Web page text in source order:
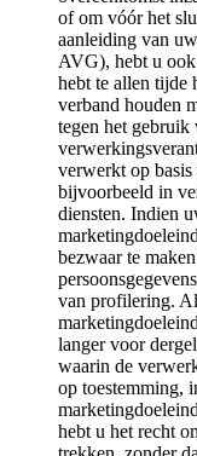
of om vóór het
aanleiding van
AVG), hebt u
hebt te allen tijde
verband houden
tegen het gebruik
verwerkt op
bijvoorbeeld in
diensten. Indien
bezwaar te
van profilering.
langer voor
waarin de
op toestemming,
hebt u het recht